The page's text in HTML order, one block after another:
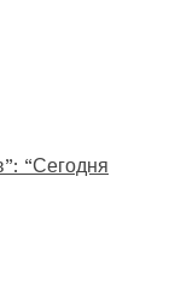
“Сегодня